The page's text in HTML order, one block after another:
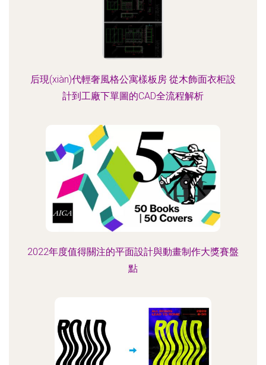
后現(xiàn)代輕奢風格公寓樣板房 從木飾面衣柜設
計到工廠下單圖的CAD全流程解析
2022年度值得關注的平面設計與動畫制作大獎賽盤
點